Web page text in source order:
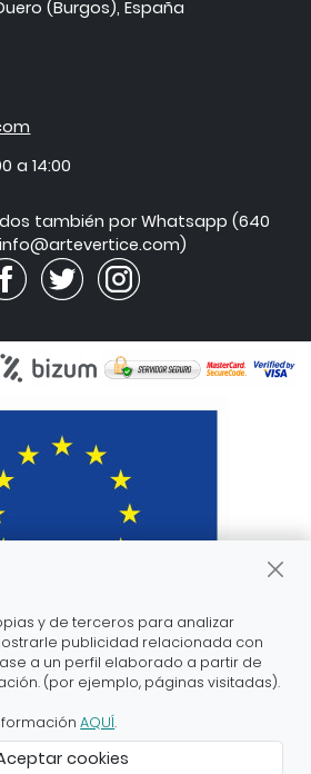
(Burgos),España
a 14:00
también por Whatsapp (640
financiados por el proyecto
programa de investigación e
2020” de la Unión Europea en
y de terceros para analizar
publicidad relacionada con
a un perfil elaborado a partir de
(por ejemplo, páginas visitadas).
AQUÍ.
cookies